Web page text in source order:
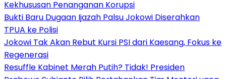
Kekhususan Penanganan Korupsi
Bukti Baru Dugaan Ijazah Palsu Jokowi Diserahkan
TPUA ke Polisi
Jokowi Tak Akan Rebut Kursi PSI dari Kaesang, Fokus ke
Regenerasi
Resuffle Kabinet Merah Putih? Tidak! Presiden